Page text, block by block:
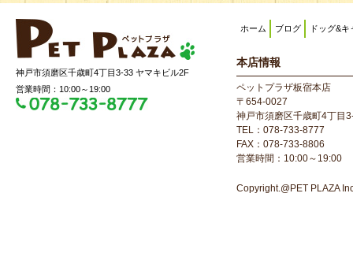
神戸市須磨区千歳町4丁目3-33 ヤマキビル2F
営業時間：10:00～19:00
ホーム ブログ ドッグ&キ
本店情報
ペットプラザ板宿本店
〒654-0027
神戸市須磨区千歳町4丁目
TEL：078-733-8777
FAX：078-733-8806
営業時間：10:00～19:00
Copyright.@PET PLAZA